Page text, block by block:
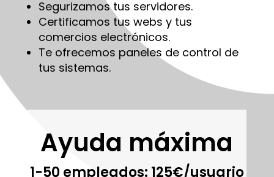
Segurizamos tus servidores.
Certificamos tus webs y tus
comercios electrónicos.
Te ofrecemos paneles de control de
tus sistemas.
Ayuda máxima
1-50 empleados: 125€/usuario